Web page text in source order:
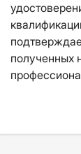
полученных